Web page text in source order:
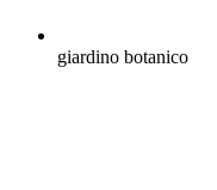
giardino botanico